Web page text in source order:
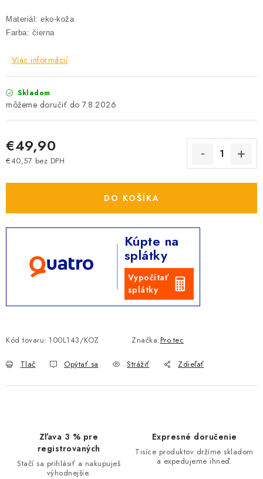
Nákup na splátky Quatro - Profigaráž.sk
Materiál: eko-koža
Farba: čierna
Viac informácií
Skladom
7.8.2026
€49,90
€40,57 bez DPH
DO KOŠÍKA
Kúpte na
splátky
Vypočítať
splátky
Kód tovaru: 100L143/KOZ Značka:Pro.tec
Tlač Opýtať sa Strážiť Zdieľať
Zľava 3 % pre
registrovaných
Stačí sa prihlásiť a nakupuješ
výhodnejšie.
Expresné doručenie
Tisíce produktov držíme skladom
a expedujeme ihneď.